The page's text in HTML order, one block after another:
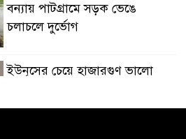
বন্যায় পাটগ্রামে সড়ক ভেঙে
চলাচলে দুর্ভোগ
ইউনূসের চেয়ে হাজারগুণ ভালো
সিদ্দিকী